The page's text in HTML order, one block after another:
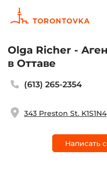
Olga Richer -
в Оттаве
(613) 265-2354
343 Preston St. K1S1N4
Написать